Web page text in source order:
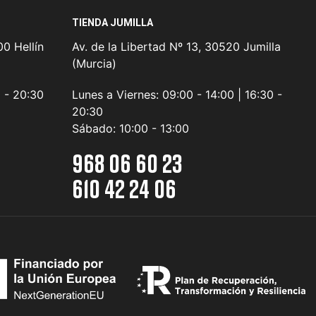
Hellín
- 20:30
TIENDA JUMILLA
Av. de la Libertad Nº 13, 30520 Jumilla
(Murcia)
Lunes a Viernes: 09:00 - 14:00 | 16:30 -
20:30
Sábado: 10:00 - 13:00
968 06 60 23
610 42 24 06